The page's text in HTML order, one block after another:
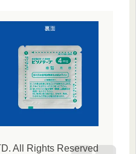
All Rights Reserved